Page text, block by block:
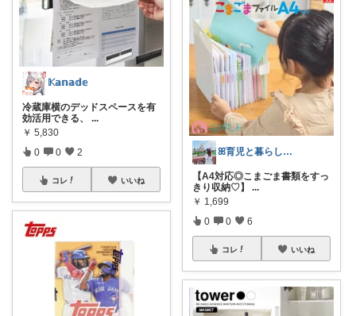
𝕂𝕒𝕟𝕒𝕕𝕖
冷蔵庫横のデッドスペースを有
効活用できる、
...
￥ 5,830
0 0 2
コレ いいね
ꕤ育児と暮らしの推しカタログ🐰🍒
【A4対応◎こまごま書類をすっ
きり収納♡】
...
￥ 1,699
0 0 6
コレ いいね